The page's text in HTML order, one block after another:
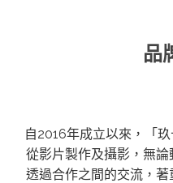
品
自2016年成立以來，「
從影片製作及攝影，無論
透過合作之間的交流，著